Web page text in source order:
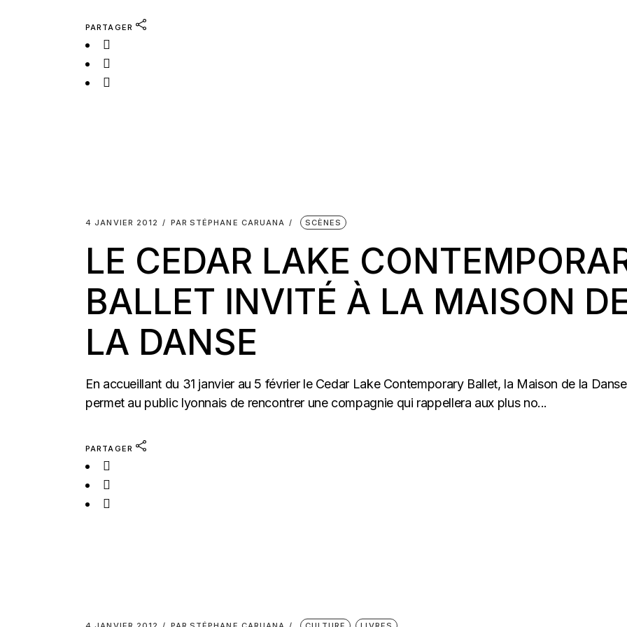
PARTAGER
4 JANVIER 2012 PAR STÉPHANE CARUANA SCÈNES
LE CEDAR LAKE
BALLET INVITÉ À LA MAISON
LA DANSE
En accueillant du 31 janvier au 5 février le Cedar Lake Contemporary Ballet, la Maison de la Danse
permet au public lyonnais de rencontrer une compagnie qui rappellera aux plus no...
PARTAGER